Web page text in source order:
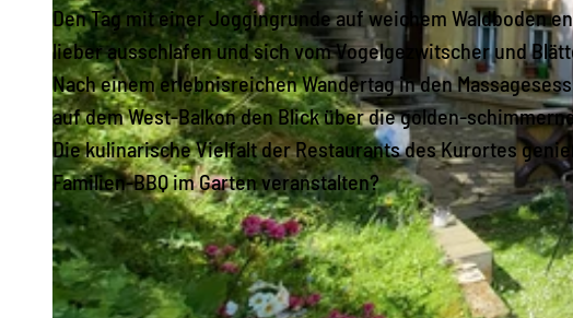
Den Tag mit einer Joggingrunde auf weichem Waldboden
lieber ausschlafen und sich vom Vogelgezwitscher und
Nach einem erlebnisreichen Wandertag in den
auf dem West-Balkon den Blick über die golden-
Die kulinarische Vielfalt der Restaurants des Kurortes
Familien-BBQ im Garten veranstalten?